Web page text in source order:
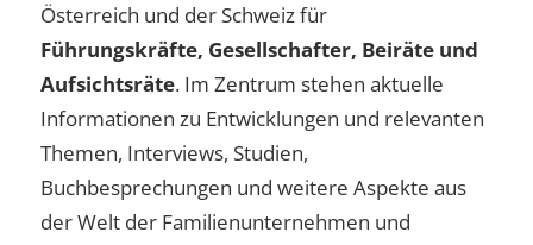
Österreich und der Schweiz für
Führungskräfte, Gesellschafter, Beiräte und
Aufsichtsräte. Im Zentrum stehen aktuelle
Informationen zu Entwicklungen und relevanten
Themen, Interviews, Studien,
Buchbesprechungen und weitere Aspekte aus
der Welt der Familienunternehmen und